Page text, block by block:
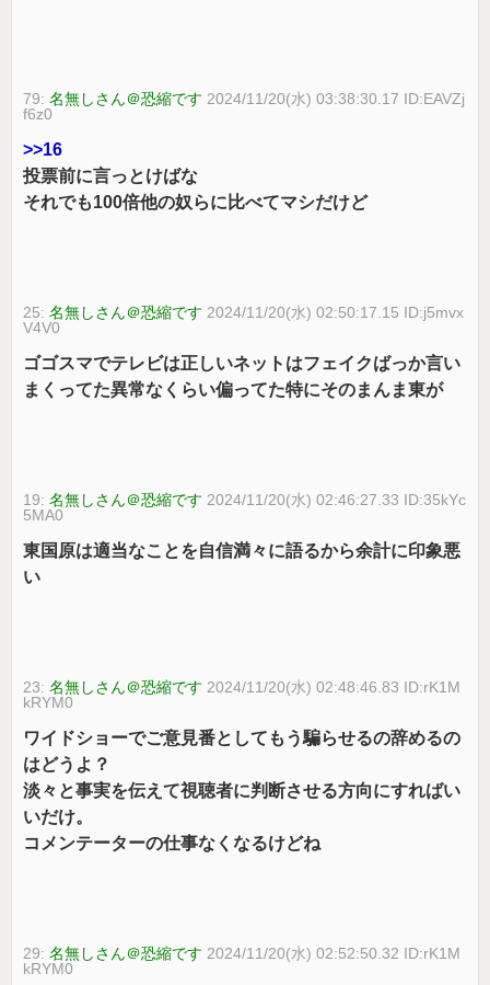
79:名無しさん＠恐縮です 2024/11/20(水) 03:38:30.17 ID:EAVZj
f6z0
>>16
投票前に言っとけばな
それでも100倍他の奴らに比べてマシだけど
25:名無しさん＠恐縮です 2024/11/20(水) 02:50:17.15 ID:j5mvx
V4V0
ゴゴスマでテレビは正しいネットはフェイクばっか言い
まくってた異常なくらい偏ってた特にそのまんま東が
19:名無しさん＠恐縮です 2024/11/20(水) 02:46:27.33 ID:35kYc
5MA0
東国原は適当なことを自信満々に語るから余計に印象悪
い
23:名無しさん＠恐縮です 2024/11/20(水) 02:48:46.83 ID:rK1M
kRYM0
ワイドショーでご意見番としてもう騙らせるの辞めるの
はどうよ？
淡々と事実を伝えて視聴者に判断させる方向にすればい
いだけ。
コメンテーターの仕事なくなるけどね
29:名無しさん＠恐縮です 2024/11/20(水) 02:52:50.32 ID:rK1M
kRYM0